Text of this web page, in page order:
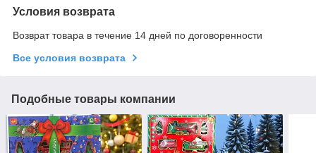
Условия возврата
Возврат товара в течение 14 дней по договоренности
Все условия возврата
Подобные товары компании